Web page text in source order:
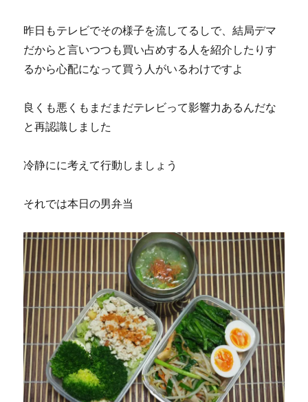
昨日もテレビでその様子を流してるしで、結局デマ
だからと言いつつも買い占めする人を紹介したりす
るから心配になって買う人がいるわけですよ
良くも悪くもまだまだテレビって影響力あるんだな
と再認識しました
冷静にに考えて行動しましょう
それでは本日の男弁当